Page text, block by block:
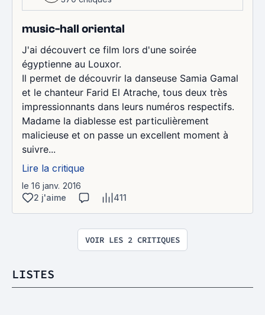
music-hall oriental
J'ai découvert ce film lors d'une soirée
égyptienne au Louxor.
Il permet de découvrir la danseuse Samia Gamal
et le chanteur Farid El Atrache, tous deux très
impressionnants dans leurs numéros respectifs.
Madame la diablesse est particulièrement
malicieuse et on passe un excellent moment à
suivre...
Lire la critique
le 16 janv. 2016
2 j'aime
411
VOIR LES 2 CRITIQUES
LISTES